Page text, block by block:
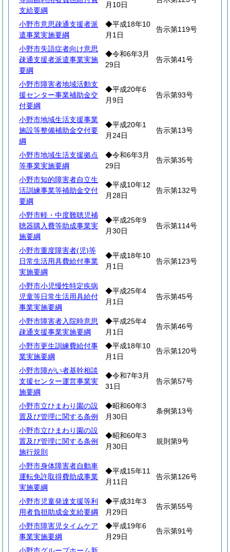
支給要綱
月10日
小野市意思疎通支援者派
遣事業実施要綱
◆平成18年10
月1日
告示第119号
小野市失語症者向け意思
疎通支援者派遣事業実施
要綱
◆令和6年3月
29日
告示第41号
小野市障害者地域活動支
援センター事業補助金交
付要綱
◆平成20年6
月9日
告示第93号
小野市地域生活支援事業
施設等整備補助金交付要
綱
◆平成20年1
月24日
告示第13号
小野市地域生活支援拠点
等事業実施要綱
◆令和6年3月
29日
告示第35号
小野市知的障害者自立生
活訓練事業等補助金交付
要綱
◆平成10年12
月28日
告示第132号
小野市軽・中度難聴児補
聴器購入費等助成事業実
施要綱
◆平成25年9
月30日
告示第114号
小野市重度障害者(児)等
日常生活用具費給付事業
実施要綱
◆平成18年10
月1日
告示第123号
小野市小児慢性特定疾病
児童等日常生活用具給付
事業実施要綱
◆平成25年4
月1日
告示第45号
小野市障害者入院時意思
疎通支援事業実施要綱
◆平成25年4
月1日
告示第46号
小野市更生訓練費給付事
業実施要綱
◆平成18年10
月1日
告示第120号
小野市障がい者基幹相談
支援センター運営事業実
施要綱
◆令和7年3月
31日
告示第57号
小野市立ひまわり園の設
置及び管理に関する条例
◆昭和60年3
月30日
条例第13号
小野市立ひまわり園の設
置及び管理に関する条例
施行規則
◆昭和60年3
月30日
規則第9号
小野市身体障害者自動車
運転免許取得費助成事業
実施要綱
◆平成15年11
月11日
告示第126号
小野市児童発達支援等利
用者負担助成金支給要綱
◆平成31年3
月29日
告示第55号
小野市障害児タイムケア
事業実施要綱
◆平成19年6
月29日
告示第91号